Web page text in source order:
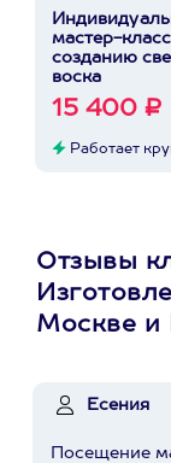
мастер-
созданию
воска
15 400 ₽
Работает
Отзывы
Москве и
Есения
Посещение